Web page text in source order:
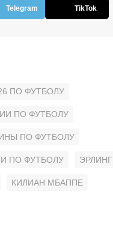
Telegram TikTok
ПО ФУТБОЛУ
ПО ФУТБОЛУ
ПО ФУТБОЛУ
ПО ФУТБОЛУ
КИЛИАН МБАППЕ